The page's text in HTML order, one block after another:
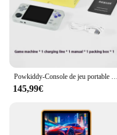
145,99€